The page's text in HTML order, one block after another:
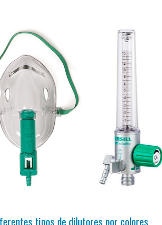
tipos de dilutores por colores